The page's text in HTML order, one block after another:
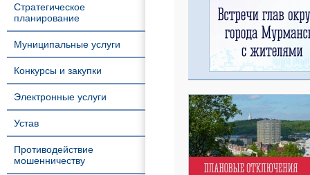
Стратегическое
планирование
Муниципальные услуги
Конкурсы и закупки
Электронные услуги
Устав
Противодействие
мошенничеству